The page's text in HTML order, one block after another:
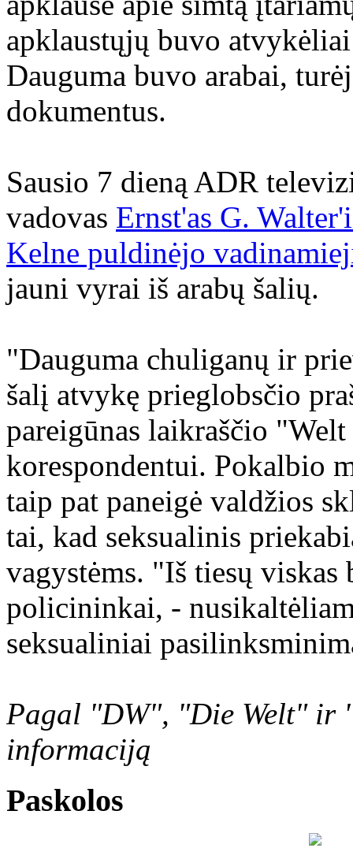
apklaustųjų buvo
Dauguma buvo arabai,
dokumentus.
Sausio 7 dieną ADR
vadovas Ernst'as G.
Kelne puldinėjo
jauni vyrai iš arabų šalių.
"Dauguma chuliganų ir
šalį atvykę prieglobsčio
pareigūnas laikraščio
korespondentui. Pokalbio
taip pat paneigė valdžios
tai, kad seksualinis
vagystėms. "Iš tiesų
policininkai, -
seksualiniai
Pagal "DW", "Die Welt" ir
informaciją
Paskolos